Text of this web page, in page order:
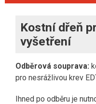
Kostní dřeň
vyšetření
Odběrová souprava:
pro nesrážlivou krev
Ihned po odběru je